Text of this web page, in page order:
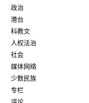
政治
港台
科教文
人权法治
社会
媒体网络
少数民族
专栏